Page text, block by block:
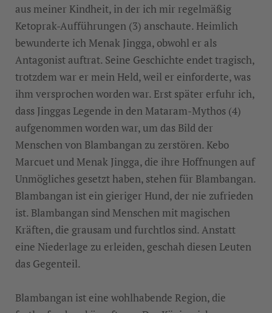
aus meiner Kindheit, in der ich mir regelmäßig
Ketoprak-Aufführungen (3) anschaute. Heimlich
bewunderte ich Menak Jingga, obwohl er als
Antagonist auftrat. Seine Geschichte endet tragisch,
trotzdem war er mein Held, weil er einforderte, was
ihm versprochen worden war. Erst später erfuhr ich,
dass Jinggas Legende in den Mataram-Mythos (4)
aufgenommen worden war, um das Bild der
Menschen von Blambangan zu zerstören. Kebo
Marcuet und Menak Jingga, die ihre Hoffnungen auf
Unmögliches gesetzt haben, stehen für Blambangan.
Blambangan ist ein gieriger Hund, der nie zufrieden
ist. Blambangan sind Menschen mit magischen
Kräften, die grausam und furchtlos sind. Anstatt
eine Niederlage zu erleiden, geschah diesen Leuten
das Gegenteil.
Blambangan ist eine wohlhabende Region, die